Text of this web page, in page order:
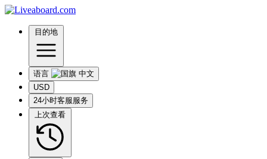
目的地
语言
USD
24小时客服服务
上次查看